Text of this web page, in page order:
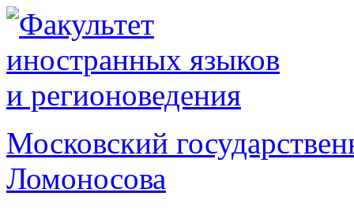
Московский
Ломоносова